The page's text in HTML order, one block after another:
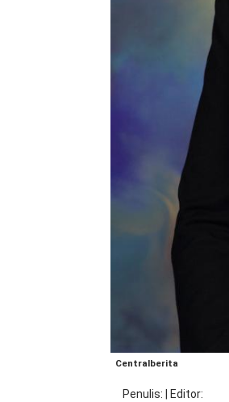
Centralberita
Penulis Editor